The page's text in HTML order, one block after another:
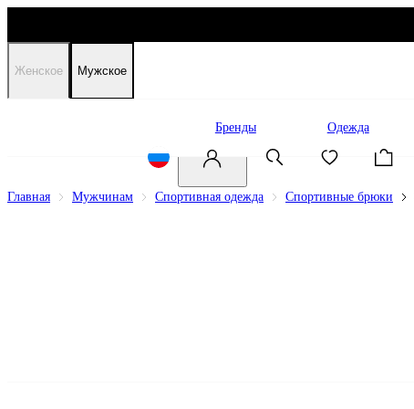
Женское Мужское
Бренды Одежда
Главная Мужчинам Спортивная одежда Спортивные брюки